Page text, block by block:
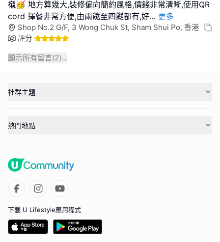
襯🥳 地方算幾大,裝修偏向簡約風格,價錢非常清晰,使用QR
cord 擇餐非常方便,由兩餸至四餸都有,好... 更多
Shop No.2 G/F, 3 Wong Chuk St, Sham Shui Po, 香港
評分
顯示所有留言(2)...
社群主題
熱門地點
下載 U Lifestyle應用程式